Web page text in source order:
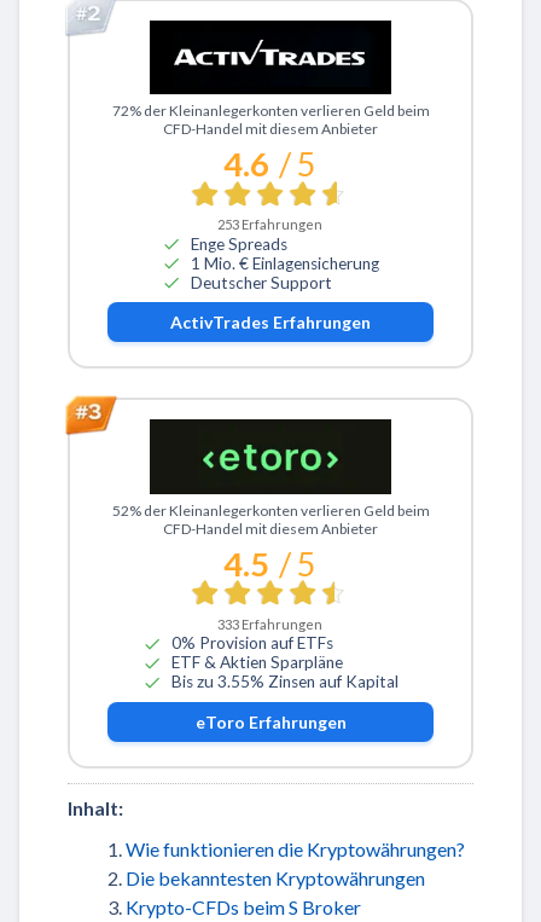
Zu ActivTrades
72% der Kleinanlegerkonten verlieren Geld beim
CFD-Handel mit diesem Anbieter
4.6 / 5
253 Erfahrungen
Enge Spreads
1 Mio. € Einlagensicherung
Deutscher Support
ActivTrades Erfahrungen
Zu eToro
52% der Kleinanlegerkonten verlieren Geld beim
CFD-Handel mit diesem Anbieter
4.5 / 5
333 Erfahrungen
0% Provision auf ETFs
ETF & Aktien Sparpläne
Bis zu 3.55% Zinsen auf Kapital
eToro Erfahrungen
Inhalt:
Wie funktionieren die Kryptowährungen?
Die bekanntesten Kryptowährungen
Krypto-CFDs beim S Broker